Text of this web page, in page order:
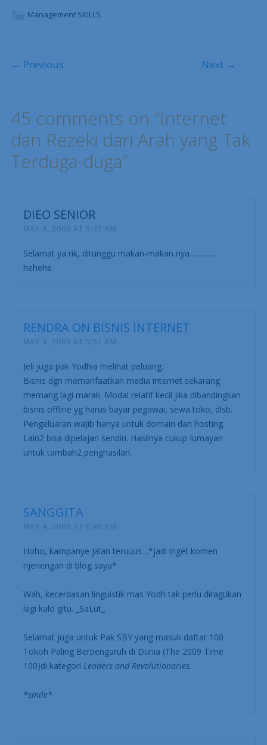
Management SKILLS.
Post navigation
← Previous Next →
45 comments on “Internet
dan Rezeki dari Arah yang Tak
Terduga-duga”
DIEO SENIOR
MAY 4, 2009 AT 5:37 AM
Selamat ya rik, ditunggu makan-makan nya…………
hehehe
RENDRA ON BISNIS INTERNET
MAY 4, 2009 AT 5:51 AM
Jeli juga pak Yodhia melihat peluang.
Bisnis dgn memanfaatkan media internet sekarang
memang lagi marak. Modal relatif kecil jika dibandingkan
bisnis offline yg harus bayar pegawai, sewa toko, dlsb.
Pengeluaran wajib hanya untuk domain dan hosting.
Lain2 bisa dipelajari sendiri. Hasilnya cukup lumayan
untuk tambah2 penghasilan.
SANGGITA
MAY 4, 2009 AT 6:48 AM
Hoho, kampanye jalan teruuus…*jadi inget komen
njenengan di blog saya*
Wah, kecerdasan linguistik mas Yodh tak perlu diragukan
lagi kalo gitu. _SaLut_
Selamat juga untuk Pak SBY yang masuk daftar 100
Tokoh Paling Berpengaruh di Dunia (The 2009 Time
100)di kategori Leaders and Revolutionaries.
*smile*